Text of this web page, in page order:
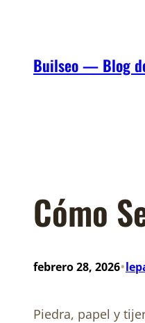
contenido
Builseo — Blog
Cómo
febrero 28, 2026•
Piedra, papel y